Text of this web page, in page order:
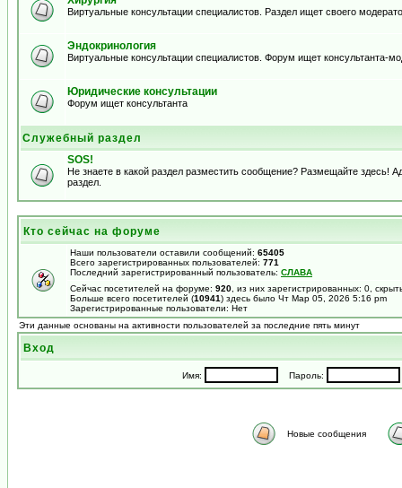
Виртуальные консультации специалистов. Раздел ищет своего
Эндокринология
Виртуальные консультации специалистов. Форум ищет консультанта-
Юридические консультации
Форум ищет консультанта
Служебный раздел
SOS!
Не знаете в какой раздел разместить сообщение? Размещайте здесь!
раздел.
Кто сейчас на форуме
Наши пользователи оставили сообщений: 65405
Всего зарегистрированных пользователей: 771
Последний зарегистрированный пользователь: СЛАВА
Сейчас посетителей на форуме: 920 , из них зарегистрированных: 0,
Больше всего посетителей (10941) здесь было Чт Мар 05, 2026 5:16 pm
Зарегистрированные пользователи: Нет
Эти данные основаны на активности пользователей за последние пять минут
Вход
Имя: Пароль:
Новые сообщения